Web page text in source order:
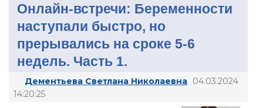
Онлайн-встречи: Беременности
наступали быстро, но
прерывались на сроке 5-6
недель. Часть 1.
Дементьева Светлана Николаевна 04.03.2024
14:20:25